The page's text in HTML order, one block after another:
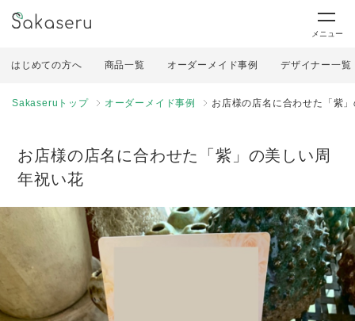
メニュー
はじめての方へ 商品一覧 オーダーメイド事例 デザイナー一覧
Sakaseruトップ オーダーメイド事例 お店様の店名に合わせた「紫
お店様の店名に合わせた「紫」の美しい周
年祝い花